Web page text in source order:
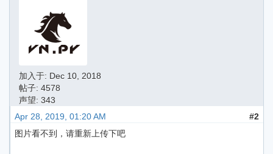
加入于: Dec 10, 2018
帖子: 4578
声望: 343
Apr 28, 2019, 01:20 AM
#2
图片看不到，请重新上传下吧